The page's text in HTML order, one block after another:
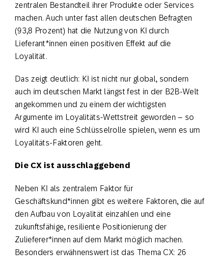
zentralen Bestandteil ihrer Produkte oder Services
machen. Auch unter fast allen deutschen Befragten
(93,8 Prozent) hat die Nutzung von KI durch
Lieferant*innen einen positiven Effekt auf die
Loyalität.
Das zeigt deutlich: KI ist nicht nur global, sondern
auch im deutschen Markt längst fest in der B2B-Welt
angekommen und zu einem der wichtigsten
Argumente im Loyalitäts-Wettstreit geworden – so
wird KI auch eine Schlüsselrolle spielen, wenn es um
Loyalitäts-Faktoren geht.
Die CX ist ausschlaggebend
Neben KI als zentralem Faktor für
Geschäftskund*innen gibt es weitere Faktoren, die auf
den Aufbau von Loyalität einzahlen und eine
zukunftsfähige, resiliente Positionierung der
Zulieferer*innen auf dem Markt möglich machen.
Besonders erwähnenswert ist das Thema CX: 26